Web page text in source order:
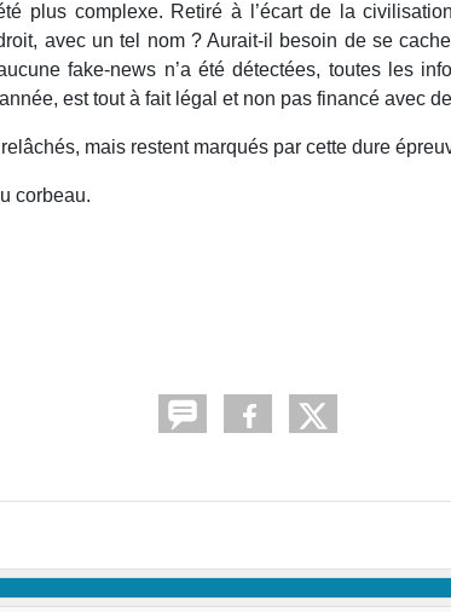
plus complexe. Retiré à l’écart de la
avec un tel nom ? Aurait-il besoin de se
fake-news n’a été détectées, toutes les
est tout à fait légal et non pas financé avec
mais restent marqués par cette dure
corbeau.